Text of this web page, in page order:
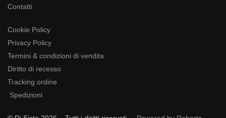
Contatti
Cookie Policy
Privacy Policy
Termini & condizioni di vendita
Diritto di recesso
Tracking ordine
Spedizioni